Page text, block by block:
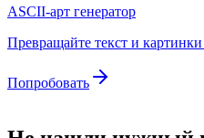
ASCII-арт генератор
Превращайте текст и
Попробовать